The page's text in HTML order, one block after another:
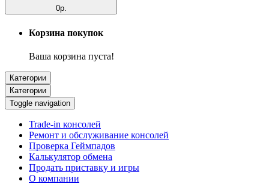
0р.
Корзина покупок
Ваша корзина пуста!
Категории
Категории
Toggle navigation
Trade-in консолей
Ремонт и обслуживание консолей
Проверка Геймпадов
Калькулятор обмена
Продать приставку и игры
О компании